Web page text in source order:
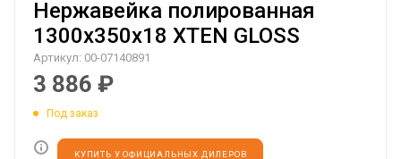
Нержавейка полированная
1300х350х18 XTEN GLOSS
Артикул: 00-07140891
3 886 ₽
Под заказ
КУПИТЬ У ОФИЦИАЛЬНЫХ ДИЛЕРОВ